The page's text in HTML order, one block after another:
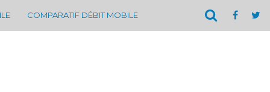
COMPARATIF DÉBIT MOBILE